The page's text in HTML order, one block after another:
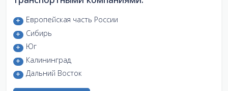
Европейская часть России
Сибирь
Юг
Калининград
Дальний Восток